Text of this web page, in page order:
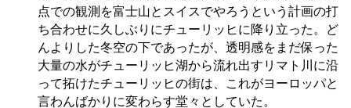
点での観測を富士山とスイスでやろうという計画の打
ち合わせに久しぶりにチューリッヒに降り立った。ど
んよりした冬空の下であったが、透明感をまだ保った
大量の水がチューリッヒ湖から流れ出すリマト川に沿
って拓けたチューリッヒの街は、これがヨーロッパと
言わんばかりに変わらす堂々としていた。